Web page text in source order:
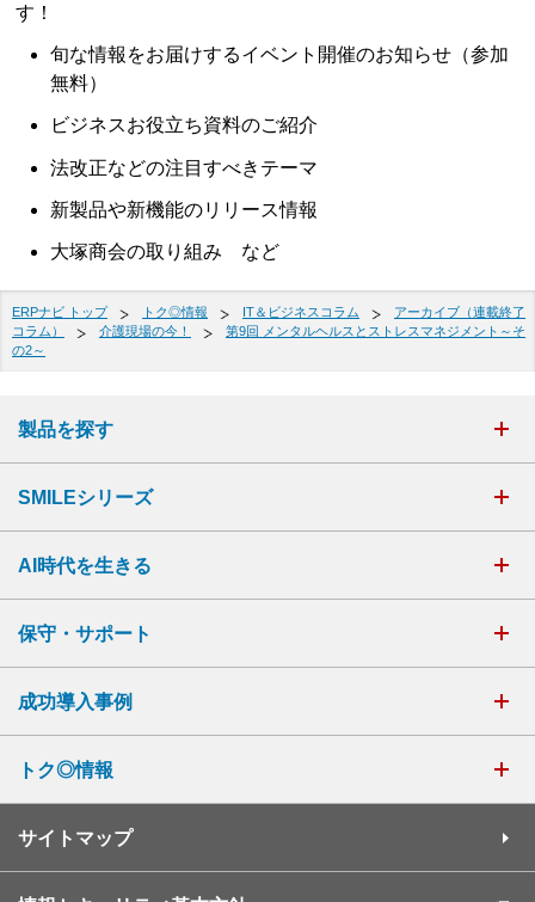
す！
旬な情報をお届けするイベント開催のお知らせ（参加
無料）
ビジネスお役立ち資料のご紹介
法改正などの注目すべきテーマ
新製品や新機能のリリース情報
大塚商会の取り組み など
ERPナビ トップ トク◎情報 IT＆ビジネスコラム
アーカイブ（連載終了
コラム）
介護現場の今！
第9回 メンタルヘルスとストレスマネジメント～そ
の2～
製品を探す
SMILEシリーズ
AI時代を生きる
保守・サポート
成功導入事例
トク◎情報
サイトマップ